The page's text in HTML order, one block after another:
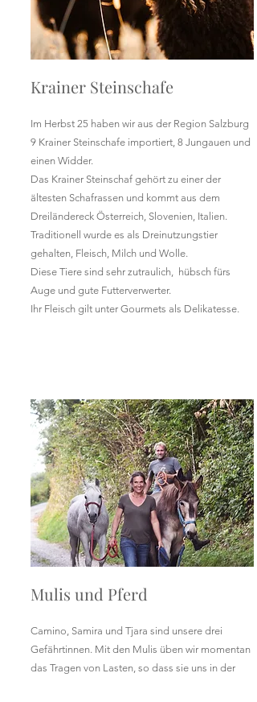
Krainer Steinschafe
Im Herbst 25 haben wir aus der Region Salzburg
9 Krainer Steinschafe importiert, 8 Jungauen und
einen Widder.
Das Krainer Steinschaf gehört zu einer der
ältesten Schafrassen und kommt aus dem
Dreiländereck Österreich, Slovenien, Italien.
Traditionell wurde es als Dreinutzungstier
gehalten, Fleisch, Milch und Wolle.
Diese Tiere sind sehr zutraulich, hübsch fürs
Auge und gute Futterverwerter.
Ihr Fleisch gilt unter Gourmets als Delikatesse.
Mulis und Pferd
Camino, Samira und Tjara sind unsere drei
Gefährtinnen. Mit den Mulis üben wir momentan
das Tragen von Lasten, so dass sie uns in der